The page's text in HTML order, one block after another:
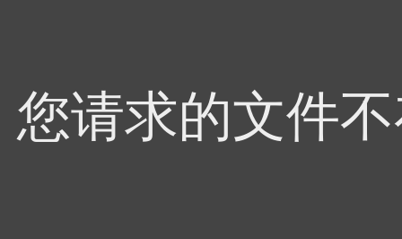
您请求的文件